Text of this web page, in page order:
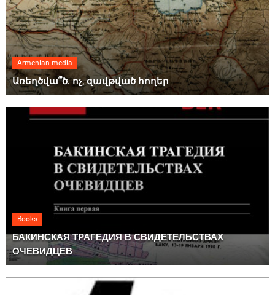
Armenian media
Առեղծվա՞ծ. ոչ, զավթված հողեր
Books
БАКИНСКАЯ ТРАГЕДИЯ В СВИДЕТЕЛЬСТВАХ
ОЧЕВИДЦЕВ